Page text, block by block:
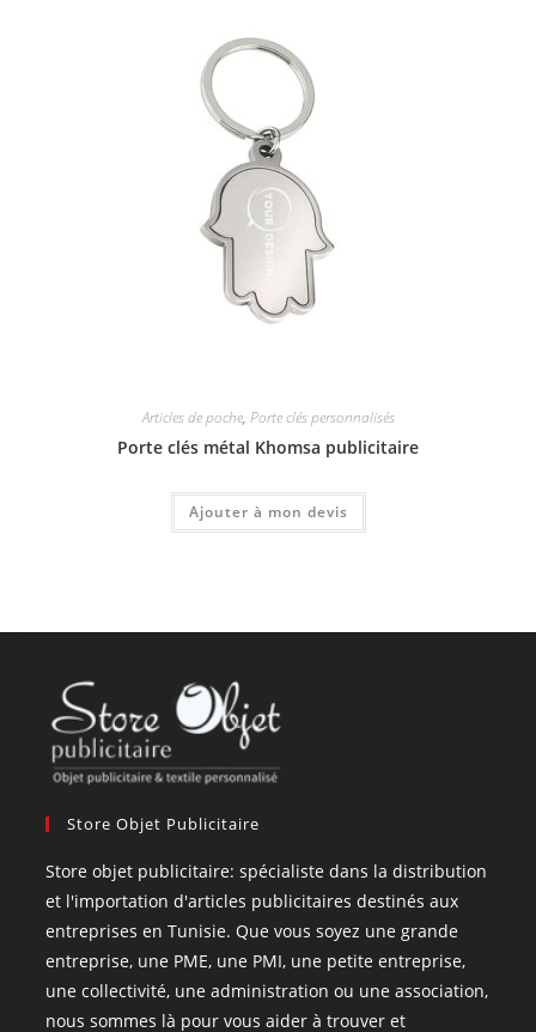
Articles de poche, Porte clés personnalisés
Porte clés métal Khomsa publicitaire
Ajouter à mon devis
Store Objet Publicitaire
Store objet publicitaire: spécialiste dans la distribution
et l'importation d'articles publicitaires destinés aux
entreprises en Tunisie. Que vous soyez une grande
entreprise, une PME, une PMI, une petite entreprise,
une collectivité, une administration ou une association,
nous sommes là pour vous aider à trouver et